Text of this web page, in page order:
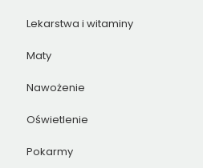
Lekarstwa i witaminy
Maty
Nawożenie
Oświetlenie
Pokarmy